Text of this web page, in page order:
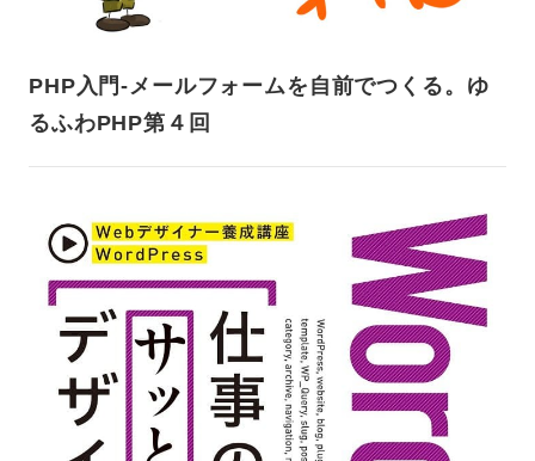
PHP入門-メールフォームを自前でつくる。ゆ
るふわPHP第４回